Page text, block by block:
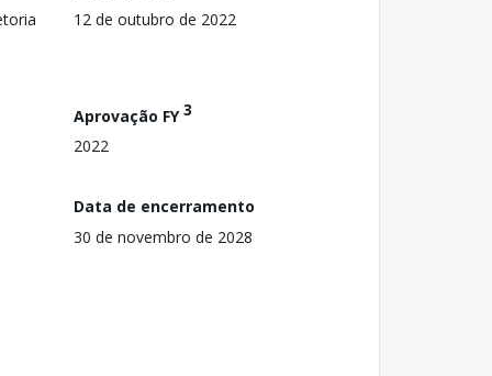
12 de outubro de 2022
Aprovação FY3
2022
Data de encerramento
30 de novembro de 2028